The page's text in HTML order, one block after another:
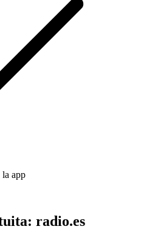
la app
radio.es